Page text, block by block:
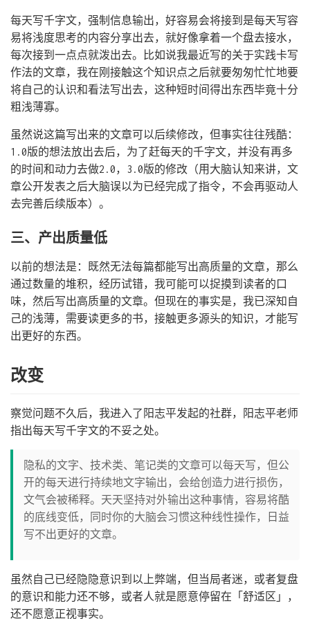
每天写千字文，强制信息输出，好容易会将接到是每天写容
易将浅度思考的内容分享出去，就好像拿着一个盘去接水，
每次接到一点点就泼出去。比如说我最近写的关于实践卡写
作法的文章，我在刚接触这个知识点之后就要匆匆忙忙地要
将自己的认识和看法写出去，这种短时间得出东西毕竟十分
粗浅薄寡。
虽然说这篇写出来的文章可以后续修改，但事实往往残酷：
1.0版的想法放出去后，为了赶每天的千字文，并没有再多
的时间和动力去做2.0，3.0版的修改（用大脑认知来讲，文
章公开发表之后大脑误以为已经完成了指令，不会再驱动人
去完善后续版本）。
三、产出质量低
以前的想法是：既然无法每篇都能写出高质量的文章，那么
通过数量的堆积，经历试错，我可能可以捉摸到读者的口
味，然后写出高质量的文章。但现在的事实是，我已深知自
己的浅薄，需要读更多的书，接触更多源头的知识，才能写
出更好的东西。
改变
察觉问题不久后，我进入了阳志平发起的社群，阳志平老师
指出每天写千字文的不妥之处。
隐私的文字、技术类、笔记类的文章可以每天写，但公
开的每天进行持续地文字输出，会给创造力进行损伤，
文气会被稀释。天天坚持对外输出这种事情，容易将酷
的底线变低，同时你的大脑会习惯这种线性操作，日益
写不出更好的文章。
虽然自己已经隐隐意识到以上弊端，但当局者迷，或者复盘
的意识和能力还不够，或者人就是愿意停留在「舒适区」，
还不愿意正视事实。